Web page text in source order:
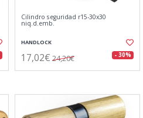
Cilindro seguridad r15-30x30
niq.d.emb.
HANDLOCK
17,02€ 24,20€ - 30%